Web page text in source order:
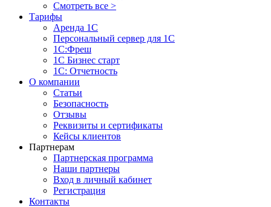
Смотреть все >
Тарифы
Аренда 1С
Персональный сервер для 1С
1С:Фреш
1С Бизнес старт
1С: Отчетность
О компании
Статьи
Безопасность
Отзывы
Реквизиты и сертификаты
Кейсы клиентов
Партнерам
Партнерская программа
Наши партнеры
Вход в личный кабинет
Регистрация
Контакты